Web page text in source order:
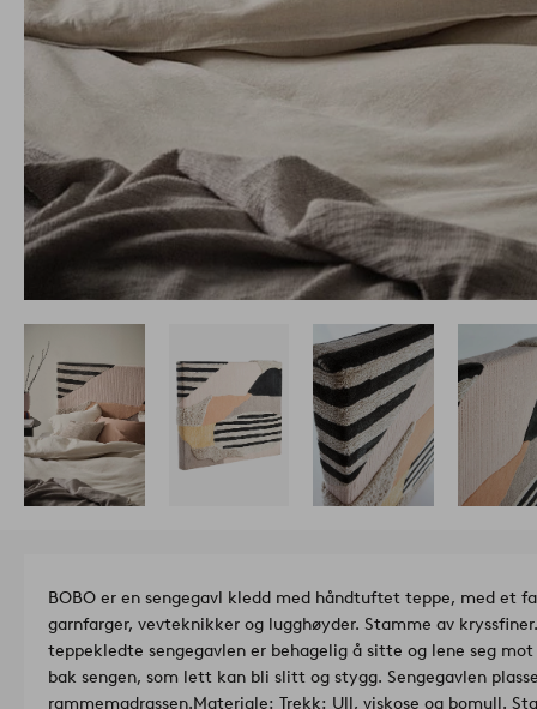
BOBO er en sengegavl kledd med håndtuftet teppe, med et
garnfarger, vevteknikker og lugghøyder. Stamme av
teppekledte sengegavlen er behagelig å sitte og lene seg
bak sengen, som lett kan bli slitt og stygg. Sengegavlen
rammemadrassen.Materiale: Trekk: Ull, viskose og bomull.